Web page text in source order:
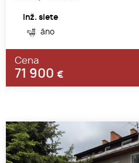
Inž. siete
áno
Cena
71 900 €